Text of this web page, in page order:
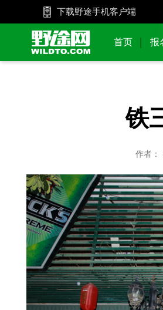
下载野途手机客户端
首页 报
铁
作者：